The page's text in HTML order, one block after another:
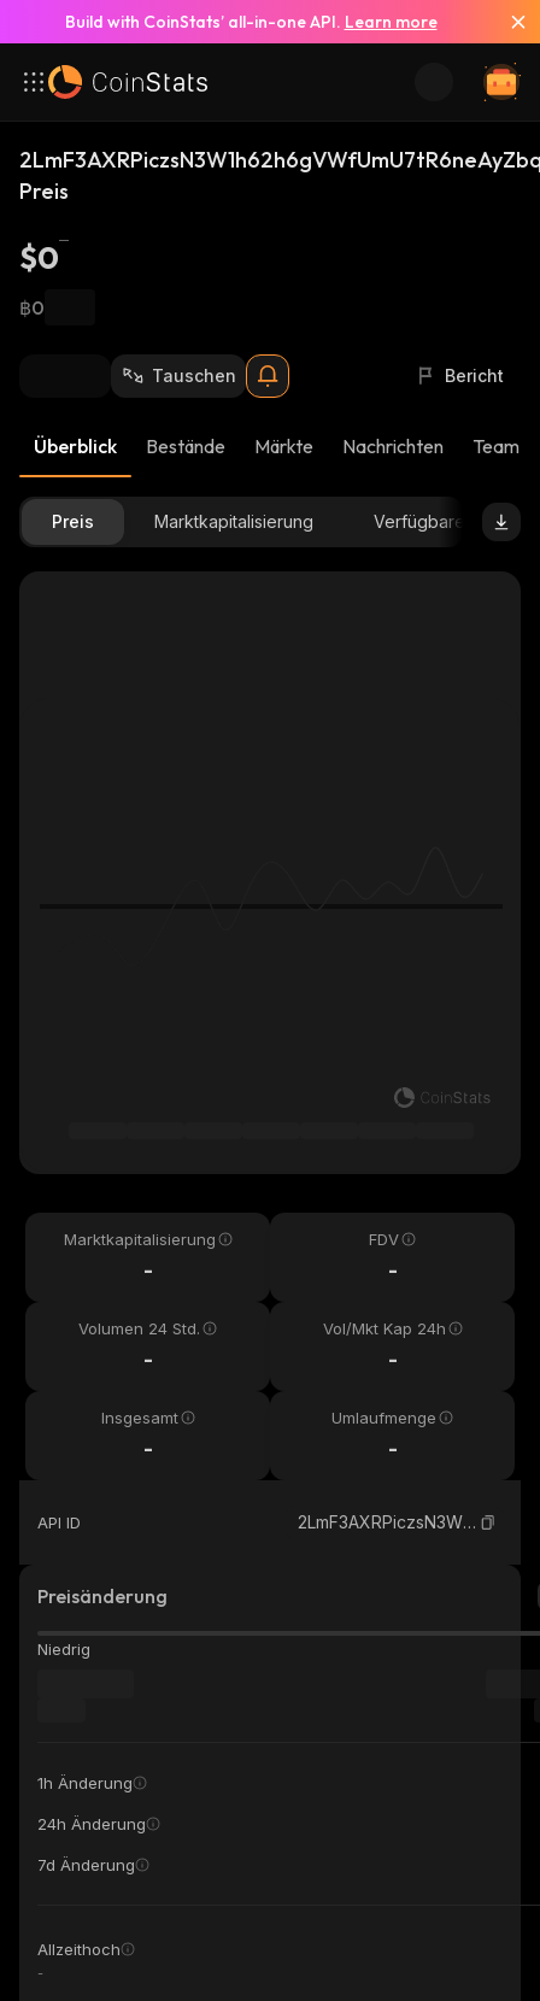
Build with CoinStats’ all-in-one API. Learn more
Preis
$0
฿0
Tauschen Bericht
Überblick Bestände Märkte Nachrichten Team-
Preis Marktkapitalisierung Verfügbare Menge
Marktkapitalisierung
-
FDV
-
Volumen 24 Std.
-
Vol/Mkt Kap 24h
-
Insgesamt
-
Umlaufmenge
-
API ID 2LmF3AXRPiczsN3W1h62h6gVWfUmU7tR6neAyZbqpump_solana
Preisänderung
Niedrig
1h Änderung
24h Änderung
7d Änderung
Allzeithoch
-